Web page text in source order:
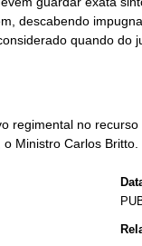
regimental no
Ministro Carlos